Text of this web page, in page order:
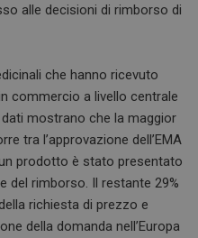
alle decisioni di rimborso di
che hanno ricevuto
commercio a livello centrale
dati mostrano che la maggior
tra l’approvazione dell’EMA
prodotto è stato presentato
del rimborso. Il restante 29%
richiesta di prezzo e
della domanda nell’Europa